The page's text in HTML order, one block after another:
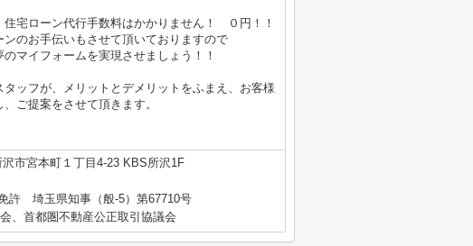
宅ローン代行手数料はかかりません！ ０円！！
のお手伝いもさせて頂いておりますので
マイフォームを実現させましょう！！
ッフが、メリットとデメリットをふまえ、お客様
ご提案をさせて頂きます。
市宮本町１丁目4-23 KBS所沢1F
許 埼玉県知事（般-5）第67710号
、首都圏不動産公正取引協議会